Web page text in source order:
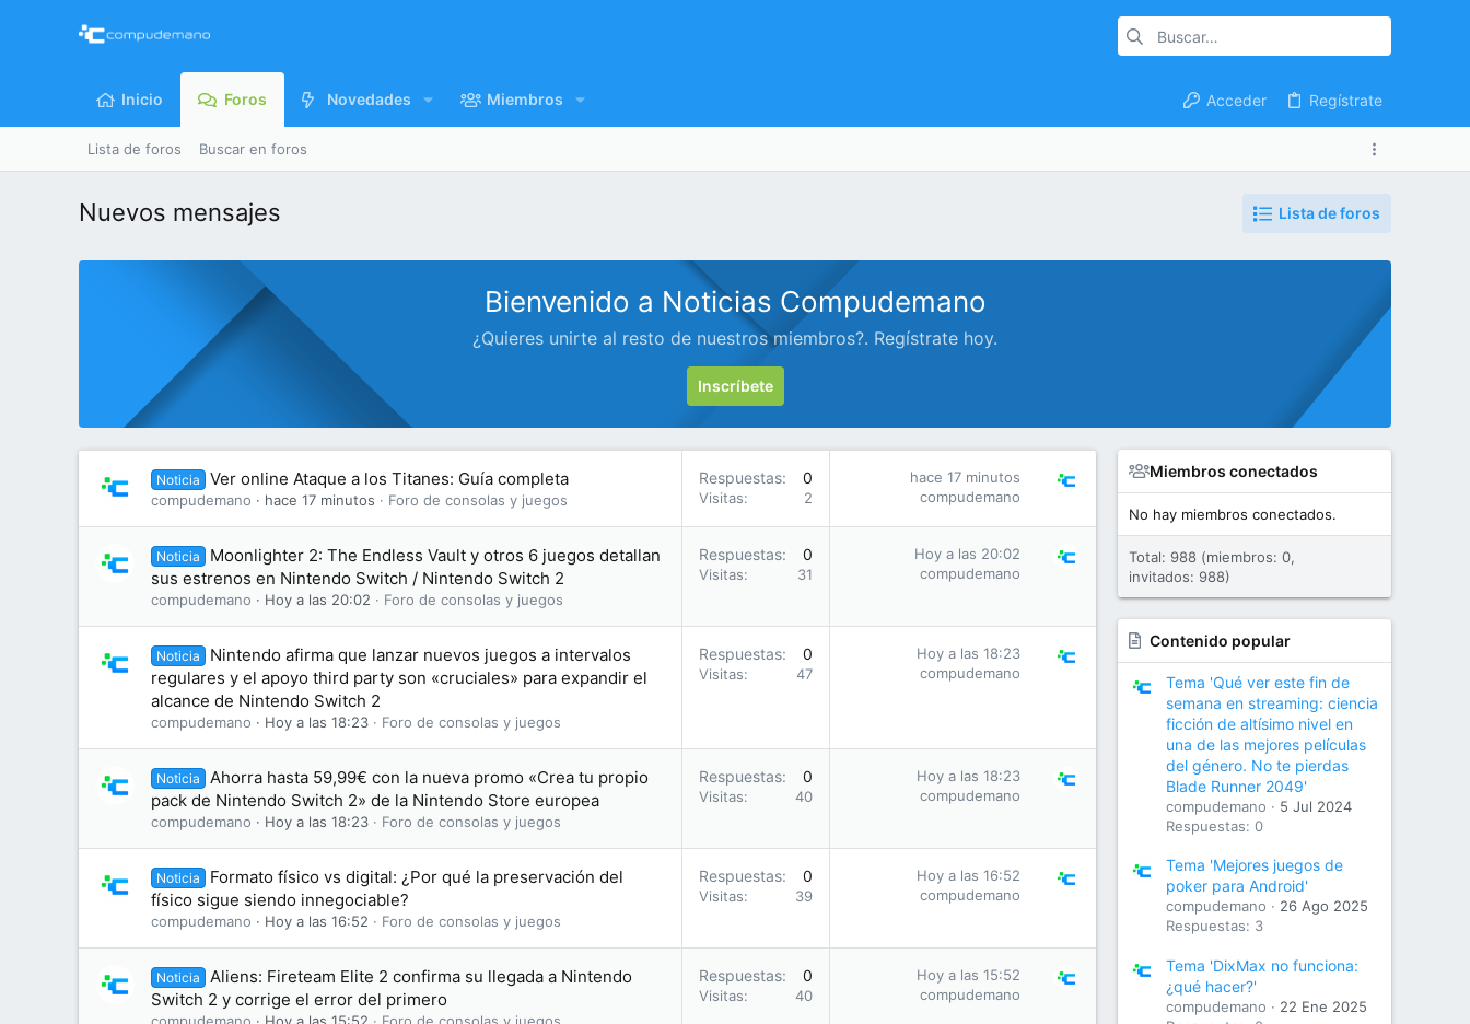
Inicio Foros Novedades Miembros Acceder Regístrate
Lista de foros Buscar en foros
Nuevos mensajes Lista de foros
Bienvenido a Noticias Compudemano
¿Quieres unirte al resto de nuestros miembros?. Regístrate hoy.
Inscríbete
Noticia Ver online Ataque a los Titanes: Guía completa
compudemano hace 17 minutos Foro de consolas y juegos
Respuestas 0
Visitas 2
hace 17 minutos
compudemano
Noticia
Moonlighter 2: The Endless Vault y otros 6 juegos detallan
sus estrenos en Nintendo Switch / Nintendo Switch 2
compudemano Hoy a las 20:02 Foro de consolas y juegos
Respuestas 0
Visitas 31
Hoy a las 20:02
compudemano
Noticia
Nintendo afirma que lanzar nuevos juegos a intervalos
regulares y el apoyo third party son «cruciales» para expandir el
alcance de Nintendo Switch 2
compudemano Hoy a las 18:23 Foro de consolas y juegos
Respuestas 0
Visitas 47
Hoy a las 18:23
compudemano
Noticia
Ahorra hasta 59,99€ con la nueva promo «Crea tu propio
pack de Nintendo Switch 2» de la Nintendo Store europea
compudemano Hoy a las 18:23 Foro de consolas y juegos
Respuestas 0
Visitas 40
Hoy a las 18:23
compudemano
Noticia
Formato físico vs digital: ¿Por qué la preservación del
físico sigue siendo innegociable?
compudemano Hoy a las 16:52 Foro de consolas y juegos
Respuestas 0
Visitas 39
Hoy a las 16:52
compudemano
Noticia
Aliens: Fireteam Elite 2 confirma su llegada a Nintendo
Switch 2 y corrige el error del primero
Respuestas 0
Visitas 40
Hoy a las 15:52
compudemano
Miembros conectados
No hay miembros conectados.
Total: 988 (miembros: 0,
invitados: 988)
Contenido popular
Tema 'Qué ver este fin de
semana en streaming: ciencia
ficción de altísimo nivel en
una de las mejores películas
del género. No te pierdas
Blade Runner 2049'
compudemano
5 Jul 2024
Respuestas: 0
Tema 'Mejores juegos de
poker para Android'
compudemano
26 Ago 2025
Respuestas: 3
Tema 'DixMax no funciona:
¿qué hacer?'
compudemano
22 Ene 2025